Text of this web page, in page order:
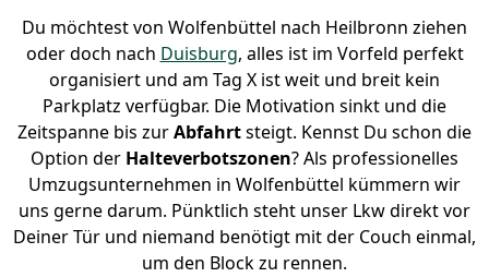
Du möchtest von Wolfenbüttel nach Heilbronn ziehen
oder doch nach Duisburg, alles ist im Vorfeld perfekt
organisiert und am Tag X ist weit und breit kein
Parkplatz verfügbar. Die Motivation sinkt und die
Zeitspanne bis zurAbfahrtsteigt. Kennst Du schon die
Option der Halteverbotszonen? Als professionelles
Umzugsunternehmen in Wolfenbüttel kümmern wir
uns gerne darum. Pünktlich steht unser Lkw direkt vor
Deiner Tür und niemand benötigt mit der Couch einmal,
um den Block zu rennen.